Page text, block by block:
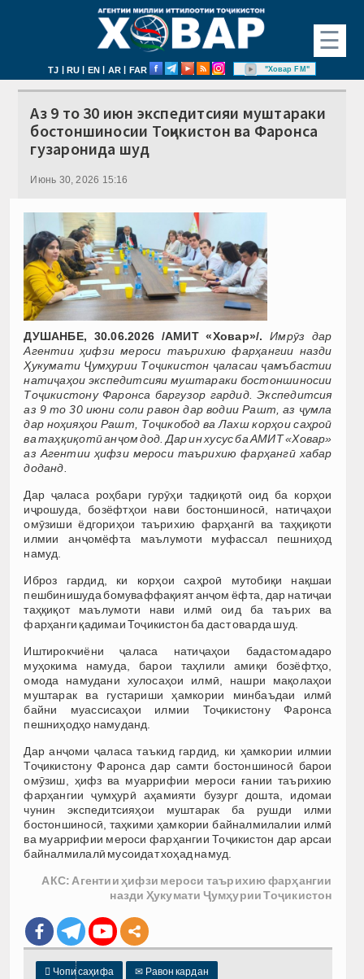
☰
TJ | RU | EN | AR | FAR "Ховар FM"
Аз 9 то 30 июн экспедитсияи муштараки
бостоншиносии Тоҷикистон ва Фаронса
гузаронида шуд
Июнь 30, 2026 15:16
ДУШАНБЕ, 30.06.2026 /АМИТ «Ховар»/.
Имрӯз дар
Агентии ҳифзи мероси таърихию фарҳангии назди
Ҳукумати Ҷумҳурии Тоҷикистон ҷаласаи ҷамъбастии
натиҷаҳои экспедитсияи муштараки бостоншиносии
Тоҷикистону Фаронса баргузор гардид. Экспедитсия
аз 9 то 30 июни соли равон дар водии Рашт, аз ҷумла
дар ноҳияҳои Рашт, Тоҷикобод ва Лахш корҳои саҳроӣ
ва таҳқиқотӣ анҷом дод. Дар ин хусус ба АМИТ «Ховар»
аз Агентии ҳифзи мероси таърихию фарҳангӣ хабар
доданд.
Дар ҷаласа роҳбари гурӯҳи тадқиқотӣ оид ба корҳои
иҷрошуда, бозёфтҳои нави бостоншиносӣ, натиҷаҳои
омӯзиши ёдгориҳои таърихию фарҳангӣ ва таҳқиқоти
илмии анҷомёфта маълумоти муфассал пешниҳод
намуд.
Иброз гардид, ки корҳои саҳроӣ мутобиқи нақшаи
пешбинишуда бомуваффақият анҷом ёфта, дар натиҷаи
таҳқиқот маълумоти нави илмӣ оид ба таърих ва
фарҳанги қадимаи Тоҷикистон ба даст оварда шуд.
Иштирокчиёни ҷаласа натиҷаҳои бадастомадаро
муҳокима намуда, барои таҳлили амиқи бозёфтҳо,
омода намудани хулосаҳои илмӣ, нашри мақолаҳои
муштарак ва густариши ҳамкории минбаъдаи илмӣ
байни муассисаҳои илмии Тоҷикистону Фаронса
пешниҳодҳо намуданд.
Дар анҷоми ҷаласа таъкид гардид, ки ҳамкории илмии
Тоҷикистону Фаронса дар самти бостоншиносӣ барои
омӯзиш, ҳифз ва муаррифии мероси ғании таърихию
фарҳангии ҷумҳурӣ аҳамияти бузург дошта, идомаи
чунин экспедитсияҳои муштарак ба рушди илми
бостоншиносӣ, таҳкими ҳамкории байналмилалии илмӣ
ва муаррифии мероси фарҳангии Тоҷикистон дар арсаи
байналмилалӣ мусоидат хоҳад намуд.
АКС: Агентии ҳифзи мероси таърихию фарҳангии
назди Ҳукумати Ҷумҳурии Тоҷикистон
 Чопи саҳифа ✉ Равон кардан